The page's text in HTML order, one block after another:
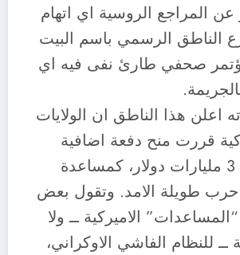
المراجع الروسية اي اتهام
الناطق الرسمي باسم البيت
صحفي طارئ نفى فيه اي
اعلن هذا الناطق ان الولايات
قررت منح دفعة اضافية
لاوكرانيا بقيمة 3 مليارات دولار، كمساعدة
حرب طويلة الامد. وتقول بعض
الاميركية ــ ولا
للنظام الفاشي الاوكراني،